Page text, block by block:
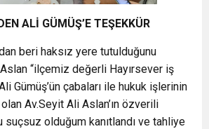
ALİ GÜMÜŞ’E TEŞEKKÜR
beri haksız yere tutulduğunu
“ilçemiz değerli Hayırsever iş
Gümüş’ün çabaları ile hukuk işlerinin
Av.Seyit Ali Aslan’ın özverili
suçsuz olduğum kanıtlandı ve tahliye